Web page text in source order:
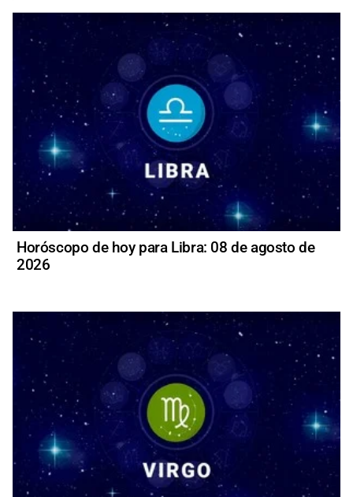
Horóscopo de hoy para Libra: 08 de agosto de
2026